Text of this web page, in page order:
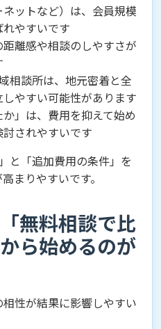
ットなど）は、会員規模
やすいです
離感や相談のしやすさが
相談所は、地元密着と全
やすい可能性があります
」は、費用を抑えて始め
されやすいです
と「追加費用の条件」を
まりやすいです。
無料相談で比
ら始めるのが
性が結果に影響しやすい